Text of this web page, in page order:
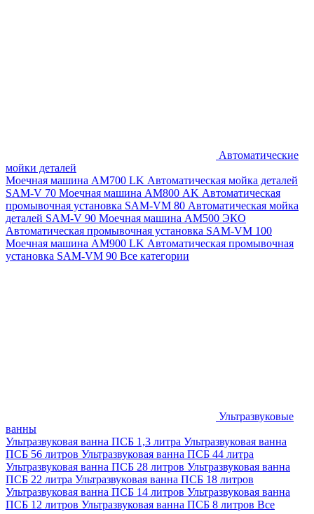
Автоматические
мойки деталей
Моечная машина AM700 LK Автоматическая мойка деталей
SAM-V 70 Моечная машина АМ800 AK Автоматическая
промывочная установка SAM-VM 80 Автоматическая мойка
деталей SAM-V 90 Моечная машина АМ500 ЭКО
Автоматическая промывочная установка SAM-VM 100
Моечная машина AM900 LK Автоматическая промывочная
установка SAM-VM 90 Все категории
Ультразвуковые
ванны
Ультразвуковая ванна ПСБ 1,3 литра Ультразвуковая ванна
ПСБ 56 литров Ультразвуковая ванна ПСБ 44 литра
Ультразвуковая ванна ПСБ 28 литров Ультразвуковая ванна
ПСБ 22 литра Ультразвуковая ванна ПСБ 18 литров
Ультразвуковая ванна ПСБ 14 литров Ультразвуковая ванна
ПСБ 12 литров Ультразвуковая ванна ПСБ 8 литров Все